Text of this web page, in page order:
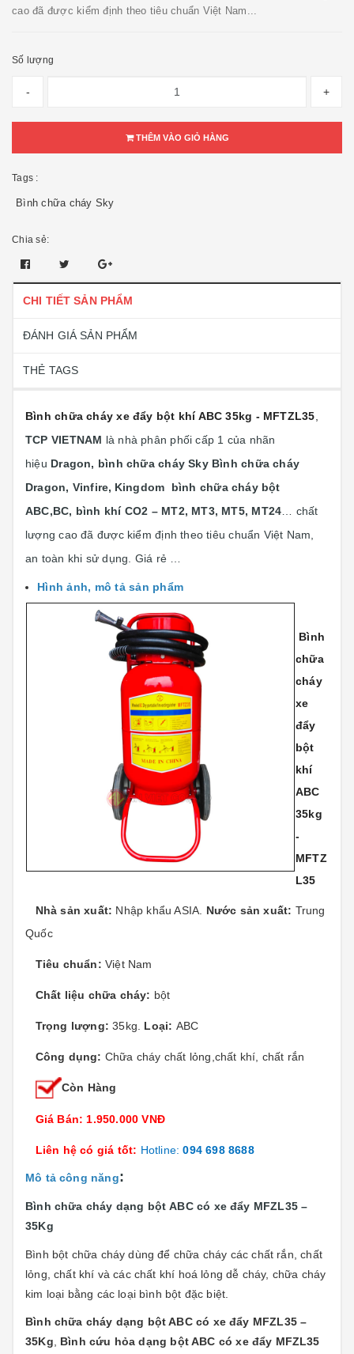
cao đã được kiểm định theo tiêu chuẩn Việt Nam...
Số lượng
- +
THÊM VÀO GIỎ HÀNG
Tags :
Bình chữa cháy Sky
Chia sẻ:
CHI TIẾT SẢN PHẨM
ĐÁNH GIÁ SẢN PHẨM
THẺ TAGS
Bình chữa cháy xe đẩy bột khí ABC 35kg - MFTZL35
TCP VIETNAM là nhà phân phối cấp 1 của nhãn
hiệu Dragon, bình chữa cháy Sky Bình chữa cháy
Dragon, Vinfire, Kingdom bình chữa cháy bột
ABC,BC, bình khí CO2 – MT2, MT3, MT5, MT24 … chất
lượng cao đã được kiểm định theo tiêu chuẩn Việt Nam,
an toàn khi sử dụng. Giá rẻ …
Hình ảnh, mô tả sản phẩm
Bình
chữa
cháy
xe
đẩy
bột
khí
ABC
35kg
-
MFTZ
L35
Nhà sản xuất: Nhập khẩu ASIA. Nước sản xuất: Trung
Quốc
Tiêu chuẩn: Việt Nam
Chất liệu chữa cháy: bột
Trọng lượng: 35kg. Loại: ABC
Công dụng: Chữa cháy chất lỏng,chất khí, chất rắn
Còn Hàng
Giá Bán: 1.950.000 VNĐ
Liên hệ có giá tốt: Hotline:094 698 8688
Mô tả công năng:
Bình chữa cháy dạng bột ABC có xe đẩy MFZL35 –
35Kg
Bình bột chữa cháy dùng để chữa cháy các chất rắn, chất
lỏng, chất khí và các chất khí hoá lỏng dễ cháy, chữa cháy
kim loại bằng các loại bình bột đặc biệt.
Bình chữa cháy dạng bột ABC có xe đẩy MFZL35 –
35Kg, Bình cứu hỏa dạng bột ABC có xe đẩy MFZL35